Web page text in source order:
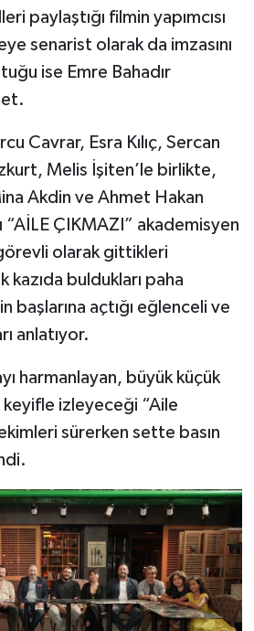
paylaştığı filmin yapımcısı
senarist olarak da imzasını
ise Emre Bahadır
Cavrar, Esra Kılıç, Sercan
Melis İşiten’le birlikte,
Akdin ve Ahmet Hakan
“AİLE ÇIKMAZI” akademisyen
olarak gittikleri
kazıda buldukları paha
başlarına açtığı eğlenceli ve
anlatıyor.
harmanlayan, büyük küçük
keyifle izleyeceği “Aile
sürerken sette basın